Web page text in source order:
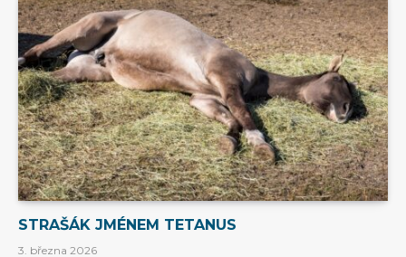
STRAŠÁK JMÉNEM TETANUS
3. března 2026